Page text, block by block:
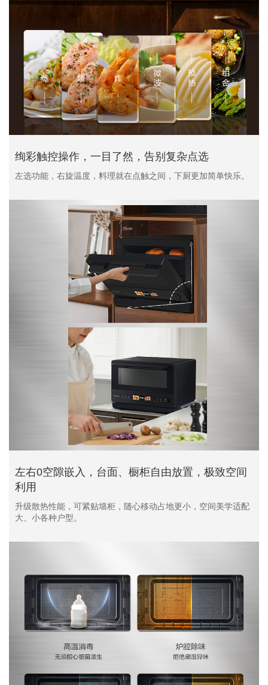
绚彩触控操作，一目了然，告别复杂点选
左选功能，右旋温度，料理就在点触之间，下厨更加简单快乐。
左右0空隙嵌入，台面、橱柜自由放置，极致空间
利用
升级散热性能，可紧贴墙柜，随心移动占地更小，空间美学适配
大、小各种户型。